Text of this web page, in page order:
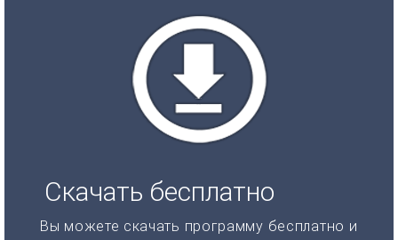
Скачать бесплатно
Вы можете скачать программу бесплатно и